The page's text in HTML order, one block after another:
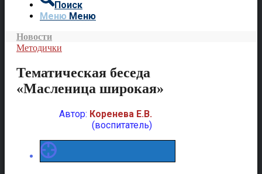
Поиск
Меню Меню
Новости
Методички
Тематическая беседа
«Масленица широкая»
Автор: Коренева Е.В.
(воспитатель)